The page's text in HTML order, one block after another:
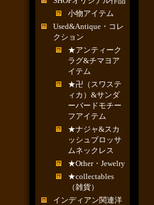
小物アイテム
Used&Antique・コレ
クション
★アンティーク
ラグ&チマヨア
イテム
★卍（スワステ
ィカ）&サンダ
ーバードモチー
フアイテム
★ナジャ&スカ
ッシュブロッサ
ムネックレス
★Other・Jewelry
★collectables
（雑貨）
インディアン関連洋